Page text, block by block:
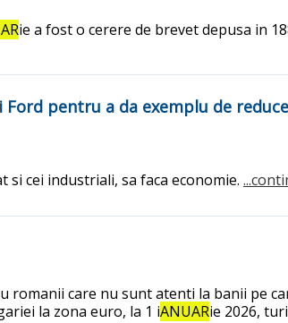
ie a fost o cerere de brevet depusa in
Ford pentru a da exemplu de
cei industriali, sa faca economie.
care nu sunt atenti la banii pe
la zona euro, la 1 iANUARie 2026,